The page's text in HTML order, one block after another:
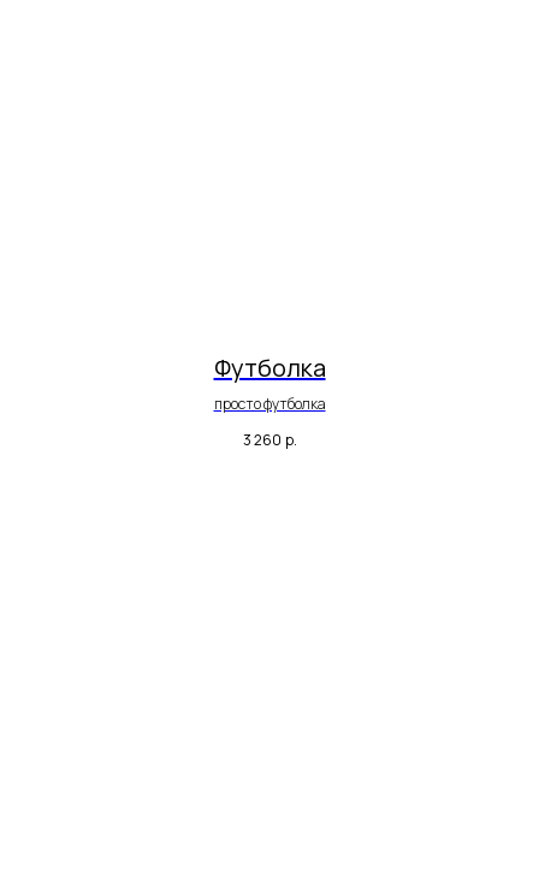
Футболка
просто футболка
3 260 р.